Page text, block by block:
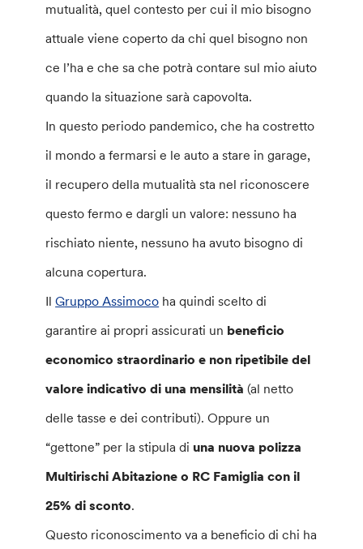
mutualità, quel contesto per cui il mio bisogno
attuale viene coperto da chi quel bisogno non
ce l’ha e che sa che potrà contare sul mio aiuto
quando la situazione sarà capovolta.
In questo periodo pandemico, che ha costretto
il mondo a fermarsi e le auto a stare in garage,
il recupero della mutualità sta nel riconoscere
questo fermo e dargli un valore: nessuno ha
rischiato niente, nessuno ha avuto bisogno di
alcuna copertura.
IlGruppo Assimoco ha quindi scelto di
garantire ai propri assicurati un beneficio
economico straordinario e non ripetibile del
valore indicativo di una mensilità (al netto
delle tasse e dei contributi). Oppure un
“gettone” per la stipula di una nuova polizza
Multirischi Abitazione o RC Famiglia con il
25% di sconto.
Questo riconoscimento va a beneficio di chi ha